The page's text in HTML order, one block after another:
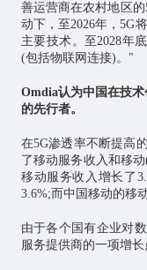
善运营商在农村地区
动下，至2026年，5G
主要技术。至2028年
(包括物联网 连接)。"
Omdia认为中国在技
的先行者。
在5G渗透率不断提高
了移动服务收入和移
移动服务收入增长了
3.6%;而中国移动的移
由于各个国有企业对
服务提供商的一项增长